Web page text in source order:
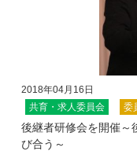
2018年04月16日
共育・求人委員会
委
後継者研修会を開催～
び合う～